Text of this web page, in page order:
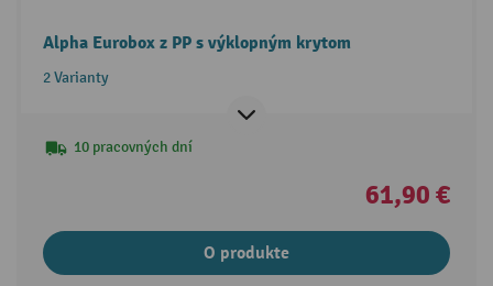
Alpha Eurobox z PP s výklopným krytom
2 Varianty
10 pracovných dní
61,90 €
O produkte